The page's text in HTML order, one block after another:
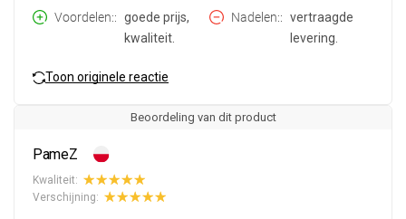
Voordelen:
goede prijs,
kwaliteit.
Nadelen:
vertraagde
levering.
Toon originele reactie
Beoordeling van dit product
PameZ
Kwaliteit:
Verschijning: